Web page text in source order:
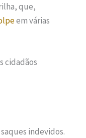
que,
em várias
cidadãos
indevidos.